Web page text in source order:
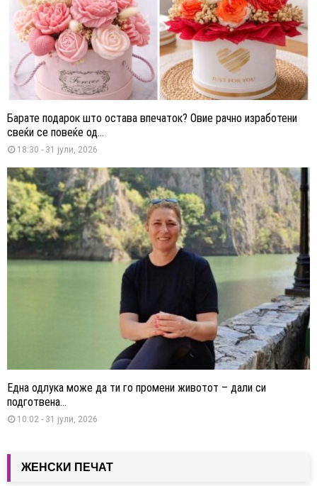
Барате подарок што остава впечаток? Овие рачно изработени
свеќи се повеќе од...
18:30 - 31 јули, 2026
Една одлука може да ти го промени животот – дали си
подготвена...
10:02 - 31 јули, 2026
ЖЕНСКИ ПЕЧАТ